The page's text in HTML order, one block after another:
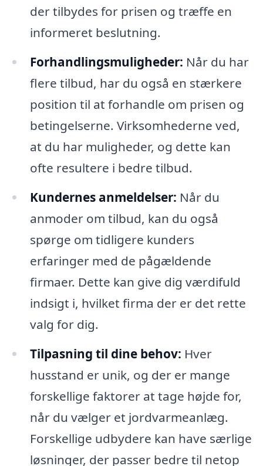
der tilbydes for prisen og træffe en
informeret beslutning.
Forhandlingsmuligheder: Når du har
flere tilbud, har du også en stærkere
position til at forhandle om prisen og
betingelserne. Virksomhederne ved,
at du har muligheder, og dette kan
ofte resultere i bedre tilbud.
Kundernes anmeldelser: Når du
anmoder om tilbud, kan du også
spørge om tidligere kunders
erfaringer med de pågældende
firmaer. Dette kan give dig værdifuld
indsigt i, hvilket firma der er det rette
valg for dig.
Tilpasning til dine behov: Hver
husstand er unik, og der er mange
forskellige faktorer at tage højde for,
når du vælger et jordvarmeanlæg.
Forskellige udbydere kan have særlige
løsninger, der passer bedre til netop